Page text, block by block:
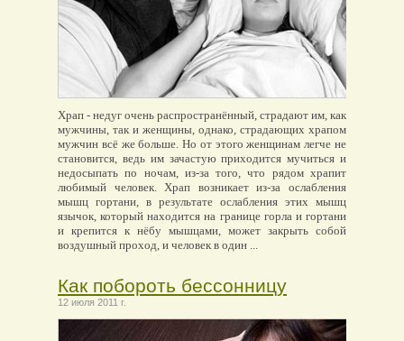
Храп - недуг очень распространённый, страдают им, как
мужчины, так и женщины, однако, страдающих храпом
мужчин всё же больше. Но от этого женщинам легче не
становится, ведь им зачастую приходится мучиться и
недосыпать по ночам, из-за того, что рядом храпит
любимый человек. Храп возникает из-за ослабления
мышц гортани, в результате ослабления этих мышц
язычок, который находится на границе горла и гортани
и крепится к нёбу мышцами, может закрыть собой
воздушный проход, и человек в один ...
Как побороть бессонницу
12 июля 2011 г.